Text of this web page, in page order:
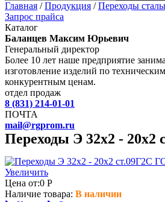
Главная /Продукция /Переходы
Запрос прайса
Каталог
Баланцев Максим Юрьевич
Генеральный директор
Более 10 лет наше предприятие
изготовление изделий по
конкурентным ценам.
отдел продаж
8 (831) 214-01-01
ПОЧТА
mail@rgprom.ru
Переходы Э 32х2 - 20х2
Увеличить
Цена от:0 Р
Наличие товара: В наличии